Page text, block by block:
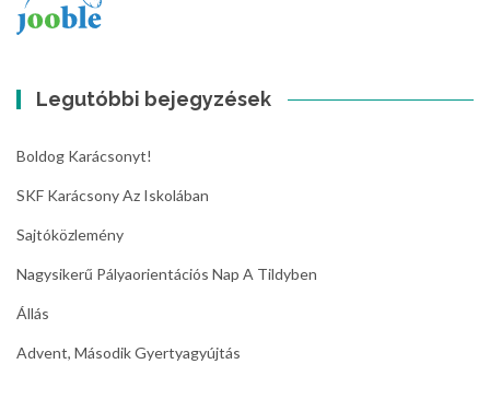
Legutóbbi bejegyzések
Boldog Karácsonyt!
SKF Karácsony Az Iskolában
Sajtóközlemény
Nagysikerű Pályaorientációs Nap A Tildyben
Állás
Advent, Második Gyertyagyújtás